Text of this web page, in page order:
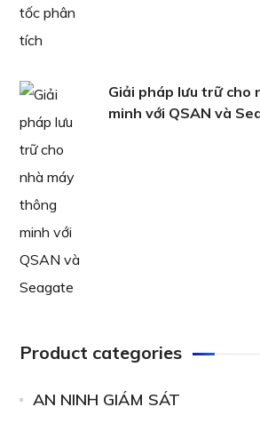
Giải pháp lưu trữ cho
minh với QSAN và
Product categories
AN NINH GIÁM SÁT